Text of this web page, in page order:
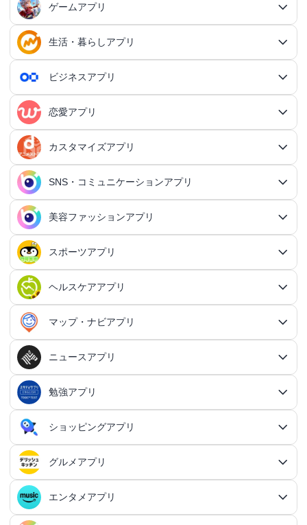
ゲームアプリ
ゲームアプリ総合
RPGアプリ
RPGアプリ総合
王道RPGアプリ
アクションRPGアプリ
シミュレーションRPGアプリ
ダンジョンRPGアプリ
MMORPGアプリ
放置系RPGアプリ
美少女RPGアプリ
カードRPGアプリ
クイズRPGアプリ
カジュアルRPGアプリ
アクションゲームアプリ
3Dアクションアプリ
アクションRPGアプリ
MOBAアプリ
ステルスゲームアプリ
シミュレーションアプリ
シミュレーションアプリ総合
育成シミュレーションアプリ
戦略シミュレーションアプリ
箱庭シミュレーションアプリ
恋愛シミュレーションアプリ
歴史シミュレーションアプリ
メタバース体験シミュレーションゲームアプリ
対戦・協力ゲームアプリ
対戦・協力ゲームアプリ総合
オンライン対戦アプリ
協力・マルチプレイアプリ
シューティングゲームアプリ
FPSアプリ
TPSアプリ
オンラインシューティングアプリ
縦スクシューティングアプリ
横スクシューティングアプリ
スナイパーゲームアプリ
アドベンチャーゲームアプリ
アドベンチャーゲームアプリ総合
ミステリーアドベンチャーアプリ
ホラーアドベンチャーアプリ
サウンドノベルアプリ
サバイバルアドベンチャーアプリ
パズル・脳トレアプリ
パズル・脳トレアプリ総合
パズルゲームアプリ
脱出ゲームアプリ
脳トレゲームアプリ
間違い探し・探し物ゲームアプリ
音楽ゲームアプリ
音楽ゲームアプリ総合
手持ち曲で遊ぶ音ゲーアプリ
ボカロ曲収録音ゲーアプリ
リズムタップゲームアプリ
オープンワールドアプリ
オープンワールドアプリ総合
3Dサンドボックスアプリ
カジュアルゲームアプリ
クレーンゲームアプリ
放置系ゲームアプリ
バカゲー・奇ゲーアプリ
萌え系カジュアルゲームアプリ
育成ゲームアプリ
育成ゲームアプリ総合
恋愛ゲームアプリ総合
乙女系恋愛ゲームアプリ
男性向け恋愛ゲームアプリ
キャラゲーアプリ
ポケモンアプリ
スポーツゲームアプリ
スポーツゲームアプリ総合
乗り物ゲームアプリ
生活・暮らしアプリ
生活・暮らしアプリ総合
ファイナンスアプリ
家計簿アプリ
ふるさと納税アプリ
貯金アプリ
スマホ決済アプリ
クレジットカードアプリ
投資アプリ
確定申告アプリ
ギャンブルの管理アプリ
日記アプリ
交換日記アプリ
写真カレンダーアプリ
シンプルな日記アプリ
終活アプリ
行動記録アプリ
行動記録アプリ総合
習慣化アプリ
ポイ活アプリ
ポイ活アプリ総合
レシートポイ活アプリ
歩いてお金を稼ぐアプリ
登録でお金がもらえるアプリ
動画を見るだけで稼ぐアプリ
スケジューラ・時計アプリ
リマインダーアプリ
時計アプリ
タイマーアプリ
ライフログアプリ
持ち物管理アプリ
生理周期アプリ
体重管理アプリ
血圧記録アプリ
体温記録アプリ
趣味記録アプリ
家事アプリ
家事アプリ総合
料理アプリ
掃除アプリ
家事分担アプリ
育児アプリ
育児アプリ総合
育児記録アプリ
知育アプリ
子育てSNSアプリ
授乳・離乳食の管理アプリ
防犯アプリ
防犯アプリ総合
防犯ブザーアプリ
防災アプリ
緊急地震速報アプリ
安否確認アプリ
防災マップアプリ
メモアプリ
メモアプリ総合
原稿用紙アプリ
電卓アプリ
電卓アプリ総合
時間計算機アプリ
インテリアアプリ
知恵袋・雑学アプリ
ビジネスアプリ
ビジネスアプリ総合
タスク管理アプリ
タスク管理アプリ総合
個人タスク管理アプリ
タスク共有アプリ
プロジェクト管理アプリ
QRコードアプリ
QRコード作成アプリ
janコード検索アプリ
OCRアプリ
OCRアプリ総合
翻訳カメラアプリ
議事録アプリ
議事録アプリ総合
文字起こしアプリ
高音質ボイスレコーダーアプリ
顧客管理アプリ
ファイル管理アプリ
ファイル管理アプリ総合
クラウド保存・共有アプリ
PDFアプリ
ファイルマネージャーアプリ
オフィスソフトアプリ
名刺管理アプリ総合
会計アプリ
会計アプリ総合
請求書アプリ
経費精算アプリ
小売・卸売支援ツールアプリ
在庫管理アプリ
レジアプリ
思考整理アプリ
マインドマップアプリ
マンダラチャートアプリ
転職アプリ
転職アプリ総合
建築アプリ
建築アプリ総合
恋愛アプリ
恋愛アプリ総合
マッチングアプリ
マッチングアプリ総合
20代向けマッチングアプリ
30代向けマッチングアプリ
40代向けマッチングアプリ
60代・シニア向けマッチングアプリ
出会いアプリ
カップルアプリ
カップルアプリ総合
カップルSNSアプリ
記念日アプリ
デートアプリ
デートスポットアプリ
恋愛診断アプリ
恋愛相談アプリ
女性の悩み解決アプリ
カスタマイズアプリ
カスタマイズアプリ総合
IFTTTアプリ
オートクリッカーアプリ
ネットワークアプリ
スピードテストアプリ
VPNアプリ
スマホ最適化アプリ
スマホ最適化アプリ総合
メモリの確認／解放アプリ
パスワード管理アプリ
セキュリティ対策アプリ
VPNアプリ
覗き見防止アプリ
キーボードアプリ
文字起こしアプリ
顔文字・絵文字アプリ
日本語入力アプリ
クリップボードアプリ
画面の設定アプリ
ホーム画面アプリ
ウィジェットカスタマイズアプリ
ロック画面カスタマイズアプリ
画面録画アプリ
音の設定アプリ
録音アプリ
着信音アプリ
音楽編集アプリ
SNS・コミュニケーションアプリ
SNS・コミュニケーションアプリ総合
SNSアプリ
SNSアプリ総合
X（Twitter）アプリ
LINEアプリ
マストドンアプリ
写真投稿SNSアプリ
Instagramアプリ
オタクSNSアプリ
メールアプリ
フリーメールアプリ
チャットアプリ
チャットアプリ総合
SMSアプリ
お絵描きチャットアプリ
ボイス・ビデオチャットアプリ
電話アプリ
電話アプリ総合
ビデオ通話アプリ
電話帳アプリ
国際電話アプリ
掲示板アプリ
ゲーム募集アプリ
地元コミュニティアプリ
アイコン画像アプリ
アイコン画像アプリ総合
アバター・似顔絵アプリ
年賀状・カードアプリ
年賀状アプリ
住所録アプリ
ポストカードアプリ
イベント企画アプリ
イベント企画アプリ総合
AI彼氏・彼女アプリ
美容ファッションアプリ
美容ファッションアプリ総合
ヘア・メイク・ネイルアプリ
メイク・スキンケアアプリ
ネイルアプリ
ファッションアプリ
コーデの参考アプリ
服デザインアプリ
ボディケア・エステアプリ
女性向けダイエットアプリ
整形アプリ
スポーツアプリ
スポーツアプリ総合
陸上競技アプリ
陸上競技アプリ総合
ウォーキングアプリ
ランニングアプリ
自転車アプリ
ジョギング・サイクリングの道を記録アプリ
テニスアプリ
ライトアプリ
ライトアプリ総合
野球アプリ総合
プロ野球速報アプリ
野球スコアアプリ
ボウリングアプリ
ボウリングゲームアプリ
速度計測アプリ
速度計測アプリ総合
球技アプリ
ヘルスケアアプリ
ヘルスケアアプリ総合
健康管理アプリ
健康管理アプリ総合
体重管理アプリ
睡眠アプリ
ウォーキングアプリ
血圧記録アプリ
妊娠・出産アプリ
認知症・物忘れ防止アプリ総合
ダイエットアプリ
ダイエットアプリ総合
体重管理アプリ
身体測定アプリ
家庭医学・セルフケアアプリ
マップ・ナビアプリ
マップ・ナビアプリ総合
ドライブアプリ
バイクナビアプリ
道路交通情報アプリ
鉄道アプリ
駅構内案内アプリ
旅行アプリ
旅行アプリ総合
観光アプリ
飲食店検索アプリ
飲食店検索アプリ総合
おでかけ情報アプリ
ニュースアプリ
ニュースアプリ総合
スポーツニュースアプリ
スポーツニュースアプリ総合
サッカー情報アプリ
プロ野球速報アプリ
天気アプリ
勉強アプリ
勉強アプリ総合
語学アプリ
語学アプリ総合
英語アプリ
資格アプリ
ショッピングアプリ
ショッピングアプリ総合
フリマアプリ
グルメアプリ
グルメアプリ総合
エンタメアプリ